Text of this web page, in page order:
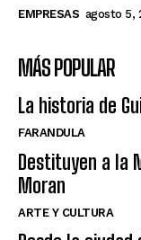
EMPRESAS agosto 5,
MÁS POPULAR
La historia de
FARANDULA
Destituyen a la
Moran
ARTE Y CULTURA